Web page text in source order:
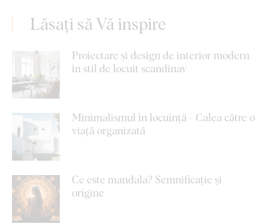
Lăsați să Vă inspire
Proiectare și design de interior modern
în stil de locuit scandinav
Minimalismul în locuință - Calea către o
viață organizată
Ce este mandala? Semnificație și
origine